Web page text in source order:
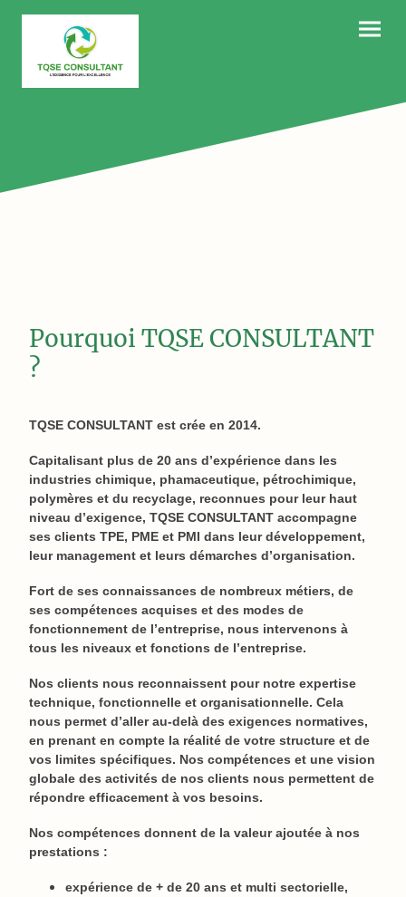
Pourquoi TQSE CONSULTANT
?
TQSE CONSULTANT est crée en 2014.
Capitalisant plus de 20 ans d’expérience dans les
industries chimique, phamaceutique, pétrochimique,
polymères et du recyclage, reconnues pour leur haut
niveau d’exigence, TQSE CONSULTANT accompagne
ses clients TPE, PME et PMI dans leur développement,
leur management et leurs démarches d’organisation.
Fort de ses connaissances de nombreux métiers, de
ses compétences acquises et des modes de
fonctionnement de l’entreprise, nous intervenons à
tous les niveaux et fonctions de l’entreprise.
Nos clients nous reconnaissent pour notre expertise
technique, fonctionnelle et organisationnelle. Cela
nous permet d’aller au-delà des exigences normatives,
en prenant en compte la réalité de votre structure et de
vos limites spécifiques. Nos compétences et une vision
globale des activités de nos clients nous permettent de
répondre efficacement à vos besoins.
Nos compétences donnent de la valeur ajoutée à nos
prestations :
expérience de + de 20 ans et multi sectorielle,